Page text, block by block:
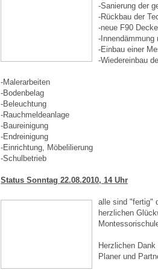
-Sanierung der
-Rückbau der
-neue F90
-
-Einbau einer
-Wiedereinbau
-Malerarbeiten
-Bodenbelag
-Beleuchtung
-Rauchmeldeanlage
-Baureinigung
-Endreinigung
-Einrichtung, Möbelilierung
-Schulbetrieb
Status Sonntag 22.08.2010, 14 Uhr
alle sind "fertig"
herzlichen
Herzlichen
Planer und